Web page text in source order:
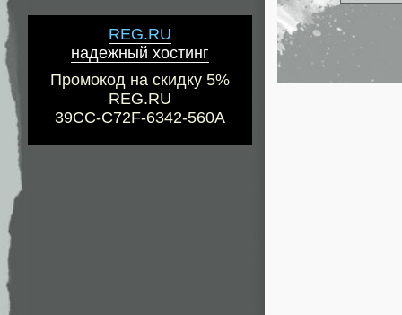
REG.RU
надежный хостинг
Промокод на скидку 5%
REG.RU
39CC-C72F-6342-560A